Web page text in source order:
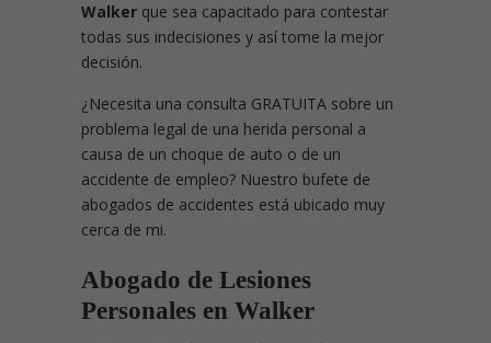
Walker que sea capacitado para contestar
todas sus indecisiones y así tome la mejor
decisión.
¿Necesita una consulta GRATUITA sobre un
problema legal de una herida personal a
causa de un choque de auto o de un
accidente de empleo? Nuestro bufete de
abogados de accidentes está ubicado muy
cerca de mi.
Abogado de Lesiones
Personales en Walker